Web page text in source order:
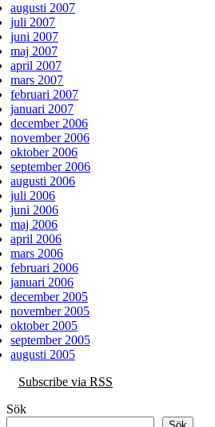
augusti 2007
juli 2007
juni 2007
maj 2007
april 2007
mars 2007
februari 2007
januari 2007
december 2006
november 2006
oktober 2006
september 2006
augusti 2006
juli 2006
juni 2006
maj 2006
april 2006
mars 2006
februari 2006
januari 2006
december 2005
november 2005
oktober 2005
september 2005
augusti 2005
Subscribe via RSS
Sök